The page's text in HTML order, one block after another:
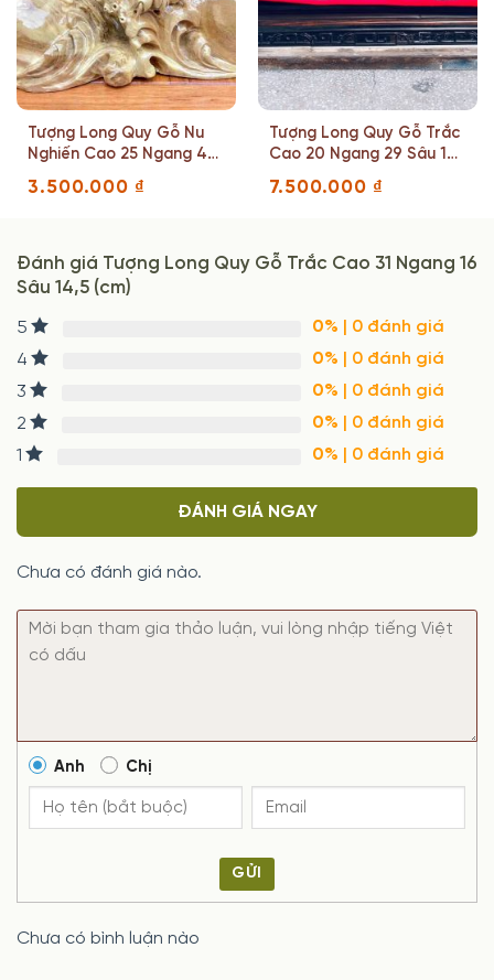
Tượng Long Quy Gỗ Nu
Nghiến Cao 25 Ngang 42
Sâu 23 (cm)
3.500.000 ₫
Tượng Long Quy Gỗ Trắc
Cao 20 Ngang 29 Sâu 16
(cm)
7.500.000 ₫
Đánh giá Tượng Long Quy Gỗ Trắc Cao 31 Ngang 16
Sâu 14,5 (cm)
5 0% | 0 đánh giá
4
0% | 0 đánh giá
3
0% | 0 đánh giá
2
0% | 0 đánh giá
1
0% | 0 đánh giá
ĐÁNH GIÁ NGAY
Chưa có đánh giá nào.
Anh Chị
GỬI
Chưa có bình luận nào